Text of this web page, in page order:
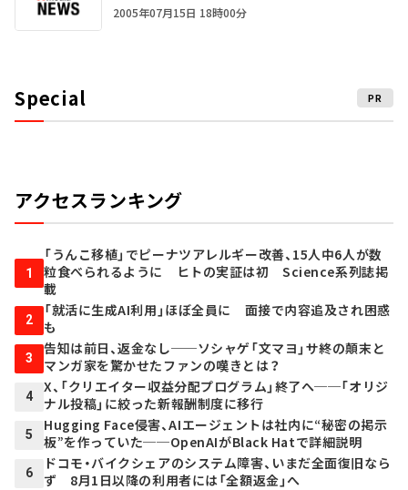
2005年07月15日 18時00分
Special PR
アクセスランキング
1
「うんこ移植」でピーナツアレルギー改善、15人中6人が数
粒食べられるように ヒトの実証は初 Science系列誌掲
載
2
「就活に生成AI利用」ほぼ全員に 面接で内容追及され困惑
も
3
告知は前日、返金なし──ソシャゲ「文マヨ」サ終の顛末と
マンガ家を驚かせたファンの嘆きとは？
4
X、「クリエイター収益分配プログラム」終了へ──「オリジ
ナル投稿」に絞った新報酬制度に移行
5
Hugging Face侵害、AIエージェントは社内に“秘密の掲示
板”を作っていた──OpenAIがBlack Hatで詳細説明
6
ドコモ・バイクシェアのシステム障害、いまだ全面復旧なら
ず 8月1日以降の利用者には「全額返金」へ